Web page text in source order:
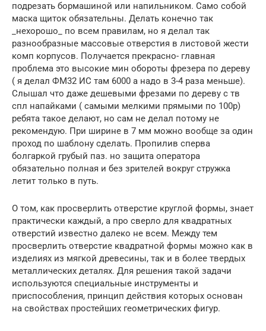
подрезать бормашиной или напильником. Само собой
маска щиток обязательны. Делать конечно так
_нехорошо_ по всем правилам, но я делал так
разнообразные массовые отверстия в листовой жести
комп корпусов. Получается прекрасно- главная
проблема это высокие мин обороты фрезера по дереву
( я делал ФМ32 ИС там 6000 а надо в 3-4 раза меньше).
Слышал что даже дешевыми фрезами по дереву с тв
спл напайками ( самыми мелкими прямыми по 100р)
ребята такое делают, но сам не делал потому не
рекомендую. При ширине в 7 мм можно вообще за один
проход по шаблону сделать. Пропилив сперва
болгаркой грубый паз. но защита оператора
обязательно полная и без зрителей вокруг стружка
летит только в путь.
О том, как просверлить отверстие круглой формы, знает
практически каждый, а про сверло для квадратных
отверстий известно далеко не всем. Между тем
просверлить отверстие квадратной формы можно как в
изделиях из мягкой древесины, так и в более твердых
металлических деталях. Для решения такой задачи
используются специальные инструменты и
приспособления, принцип действия которых основан
на свойствах простейших геометрических фигур.